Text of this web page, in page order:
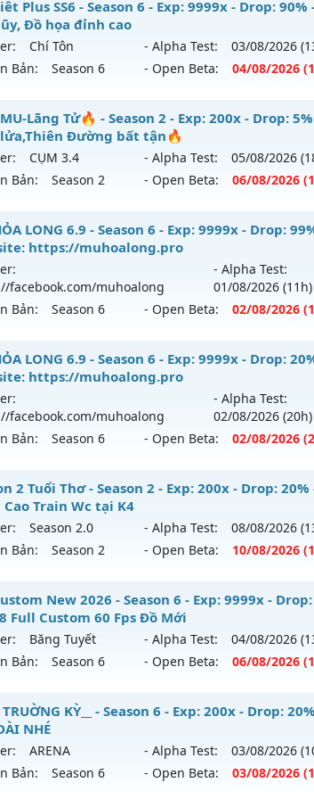
loại: Mu Nguyên bản Webzen
GameGuard
Hỏa Vương - Săn Boss nhận Xu & Đồ Socket
mới ra tháng 07 2026 - Mở máy chủMU Hỏa
200x - Drop: 30%
loại: Mu Nguyên bản Webzen
VietGuard
Plus SS6 - Season 6 - Exp: 9999x - Drop:
Đồ họa đỉnh cao
Chí Tôn - Alpha Test: 03/08/2026
Bản:
Season 6 - Open Beta: 04/08/2026
Viêt Plus SS6 - Tiêu phí tích lũy, Đồ họa đỉnh
mới ra tháng 08 2026 - Mở máy chủChí Tôn
9999x - Drop: 90%
loại: Mu Bán Đồ Full Trong Shop
Phoenix 2026
Lãng Tử🔥 - Season 2 - Exp: 200x - Drop:
Đường bất tận🔥
CỤM 3.4 - Alpha Test: 05/08/2026
Bản:
Season 2 - Open Beta: 06/08/2026
Lãng Tử🔥 - 🔥PK máu lửa,Thiên
mới ra tháng 08 2026 - Mở máy chủ
CỤM 3.4
200x - Drop: 5%
loại: Mu Nguyên bản Webzen
Sharkguard
LONG 6.9 - Season 6 - Exp: 9999x - Drop:
https://muhoalong.pro
facebook.com/muhoalong
- Alpha Test:
01/08/2026 (11h)
Bản:
Season 6 - Open Beta: 02/08/2026
LONG 6.9 - 🌍 Website: https://
ra tháng 08 2026 - Mở máy chủhttps://
08/2626
- Drop: 99%
Mu Nguyên bản Webzen
XShield
LONG 6.9 - Season 6 - Exp: 9999x - Drop:
https://muhoalong.pro
facebook.com/muhoalong
- Alpha Test:
02/08/2026 (20h)
Bản:
Season 6 - Open Beta: 02/08/2026
LONG 6.9 - 🌍 Website: https://
ra tháng 08 2026 - Mở máy chủ https://
02/08/2626
Non Reset
Mu Nguyên bản Webzen
XShield
2 Tuổi Thơ - Season 2 - Exp: 200x - Drop:
Cao Train Wc tại K4
Season 2.0 - Alpha Test: 08/08/2026
Bản:
Season 2 - Open Beta: 10/08/2026
2 Tuổi Thơ - Drop Ngọc Cao Train Wc tại
mới ra tháng 08 2026 - Mở máy chủSeason
200x - Drop: 20%
loại: Mu Bán Đồ Full Trong Shop
GameGuard
New 2026 - Season 6 - Exp: 9999x -
Full Custom 60 Fps Đồ Mới
Băng Tuyết - Alpha Test: 04/08/2026
Bản:
Season 6 - Open Beta: 06/08/2026
Custom New 2026 - Mu Ss6.18 Full Custom
mới ra tháng 08 2026 - Mở máy chủBăng
9999x - Drop: 90%
TRUỜNG KỲ__ - Season 6 - Exp: 200x - Drop:
NHÉ
ARENA - Alpha Test: 03/08/2026
Bản:
Season 6 - Open Beta: 03/08/2026